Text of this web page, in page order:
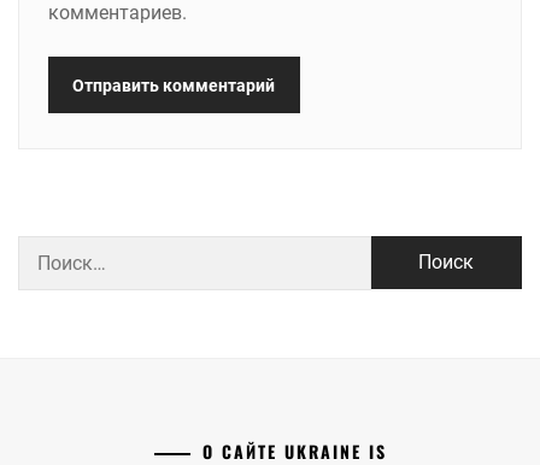
комментариев.
О САЙТЕ UKRAINE IS